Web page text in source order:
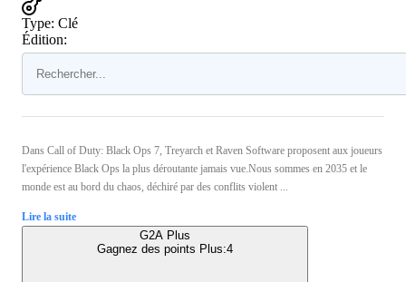
Type: Clé
Édition:
Dans Call of Duty: Black Ops 7, Treyarch et Raven Software proposent aux joueurs
l'expérience Black Ops la plus déroutante jamais vue.Nous sommes en 2035 et le
monde est au bord du chaos, déchiré par des conflits violent ...
Lire la suite
G2A Plus
Gagnez des points Plus:4